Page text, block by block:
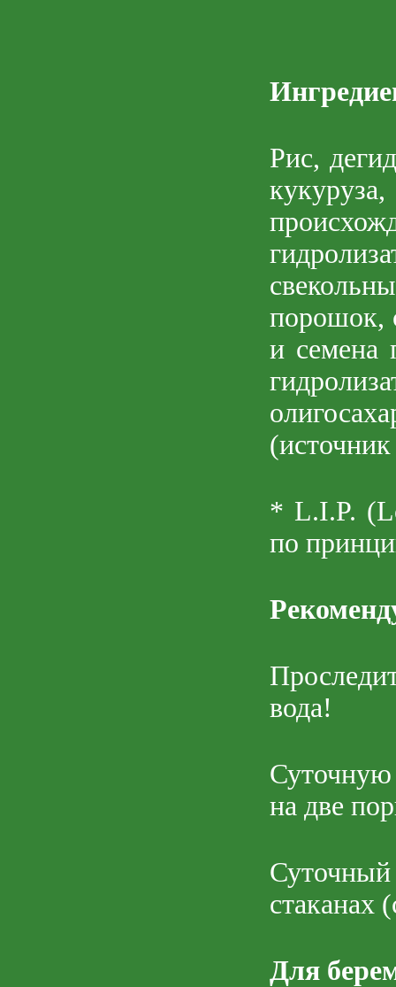
Рис,
порошок,
и семена
* L.I.P.
по
вода!
Суточную
на две
стаканах
Для